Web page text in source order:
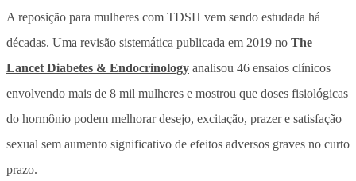
A reposição para mulheres com TDSH vem sendo estudada há
décadas. Uma revisão sistemática publicada em 2019 no The
Lancet Diabetes & Endocrinology analisou 46 ensaios clínicos
envolvendo mais de 8 mil mulheres e mostrou que doses fisiológicas
do hormônio podem melhorar desejo, excitação, prazer e satisfação
sexual sem aumento significativo de efeitos adversos graves no curto
prazo.